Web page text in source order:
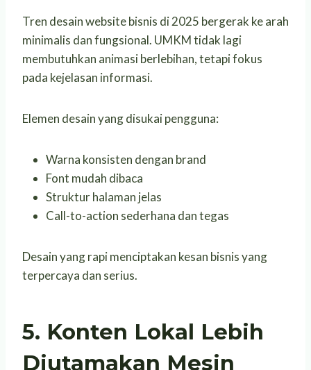
Tren desain website bisnis di 2025 bergerak ke arah
minimalis dan fungsional. UMKM tidak lagi
membutuhkan animasi berlebihan, tetapi fokus
pada kejelasan informasi.
Elemen desain yang disukai pengguna:
Warna konsisten dengan brand
Font mudah dibaca
Struktur halaman jelas
Call-to-action sederhana dan tegas
Desain yang rapi menciptakan kesan bisnis yang
terpercaya dan serius.
5. Konten Lokal Lebih
Diutamakan Mesin